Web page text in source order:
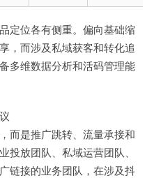
定位各有侧重。偏向基础缩
，而涉及私域获客和转化追
多维数据分析和活码管理能
而是推广跳转、流量承接和
投放团队、私域运营团队、
链接的业务团队，在涉及抖